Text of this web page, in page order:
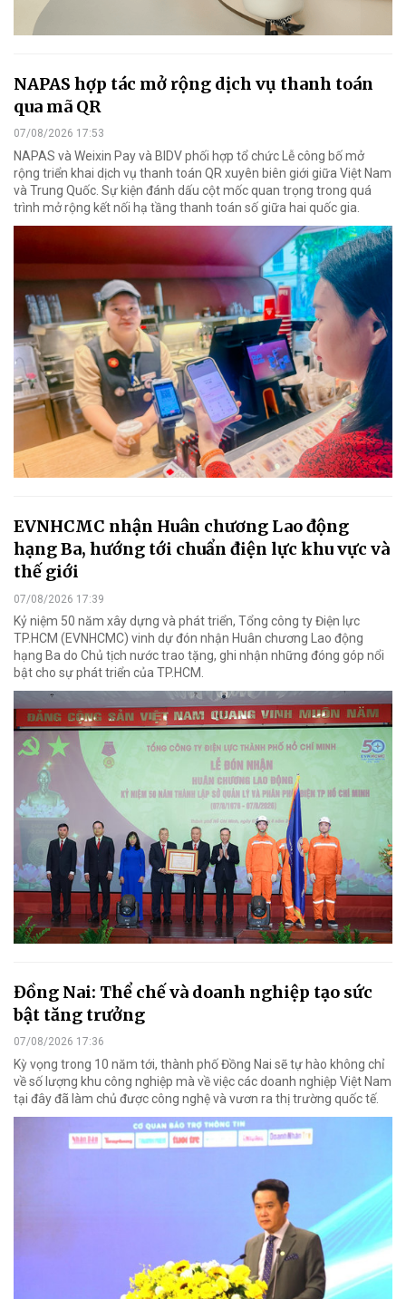
NAPAS hợp tác mở rộng dịch vụ thanh toán
qua mã QR
07/08/2026 17:53
NAPAS và Weixin Pay và BIDV phối hợp tổ chức Lễ công bố mở
rộng triển khai dịch vụ thanh toán QR xuyên biên giới giữa Việt Nam
và Trung Quốc. Sự kiện đánh dấu cột mốc quan trọng trong quá
trình mở rộng kết nối hạ tầng thanh toán số giữa hai quốc gia.
EVNHCMC nhận Huân chương Lao động
hạng Ba, hướng tới chuẩn điện lực khu vực và
thế giới
07/08/2026 17:39
Kỷ niệm 50 năm xây dựng và phát triển, Tổng công ty Điện lực
TP.HCM (EVNHCMC) vinh dự đón nhận Huân chương Lao động
hạng Ba do Chủ tịch nước trao tặng, ghi nhận những đóng góp nổi
bật cho sự phát triển của TP.HCM.
Đồng Nai: Thể chế và doanh nghiệp tạo sức
bật tăng trưởng
07/08/2026 17:36
Kỳ vọng trong 10 năm tới, thành phố Đồng Nai sẽ tự hào không chỉ
về số lượng khu công nghiệp mà về việc các doanh nghiệp Việt Nam
tại đây đã làm chủ được công nghệ và vươn ra thị trường quốc tế.